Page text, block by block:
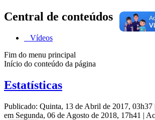
Central de conteúdos
Vídeos
Fim do menu principal
Início do conteúdo da página
Estatísticas
Publicado: Quinta, 13 de Abril de 2017, 03h37
em Segunda, 06 de Agosto de 2018, 17h41 |